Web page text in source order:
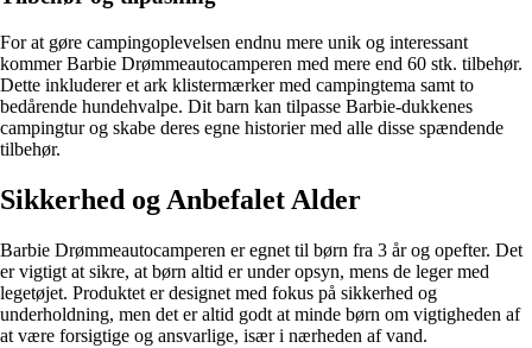
For at gøre campingoplevelsen endnu mere unik og interessant
kommer Barbie Drømmeautocamperen med mere end 60 stk. tilbehør.
Dette inkluderer et ark klistermærker med campingtema samt to
bedårende hundehvalpe. Dit barn kan tilpasse Barbie-dukkenes
campingtur og skabe deres egne historier med alle disse spændende
tilbehør.
Sikkerhed og Anbefalet Alder
Barbie Drømmeautocamperen er egnet til børn fra 3 år og opefter. Det
er vigtigt at sikre, at børn altid er under opsyn, mens de leger med
legetøjet. Produktet er designet med fokus på sikkerhed og
underholdning, men det er altid godt at minde børn om vigtigheden af
at være forsigtige og ansvarlige, især i nærheden af vand.